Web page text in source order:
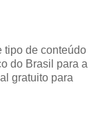
tipo de conteúdo
do Brasil para a
gratuito para